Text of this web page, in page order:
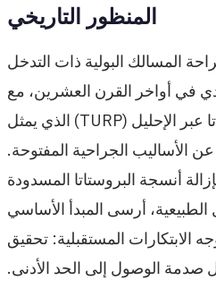
المنظور التاريخي
المسالك البولية ذات التدخل
في أواخر القرن العشرين، مع
إدخال استئصال البروستاتا عبر الإحليل (TURP) الذي يمثل
عن الأساليب الجراحية المفتوحة.
أنسجة البروستاتا المسدودة
أرسى المبدأ الأساسي
الابتكارات المستقبلية: تحقيق
صدمة الوصول إلى الحد الأدنى.